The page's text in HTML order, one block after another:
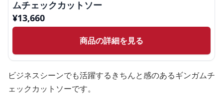
ムチェックカットソー
¥13,660
商品の詳細を見る
ビジネスシーンでも活躍するきちんと感のあるギンガムチ
ェックカットソーです。